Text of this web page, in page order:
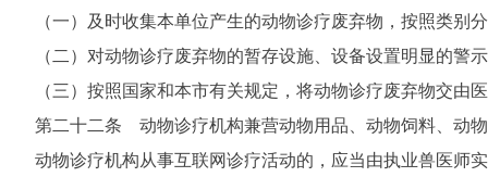
（一）及时收集本单位产生的动物诊疗废弃物，按照类别
（二）对动物诊疗废弃物的暂存设施、设备设置明显的警示
（三）按照国家和本市有关规定，将动物诊疗废弃物交由
第二十二条 动物诊疗机构兼营动物用品、动物饲料、动物
动物诊疗机构从事互联网诊疗活动的，应当由执业兽医师实